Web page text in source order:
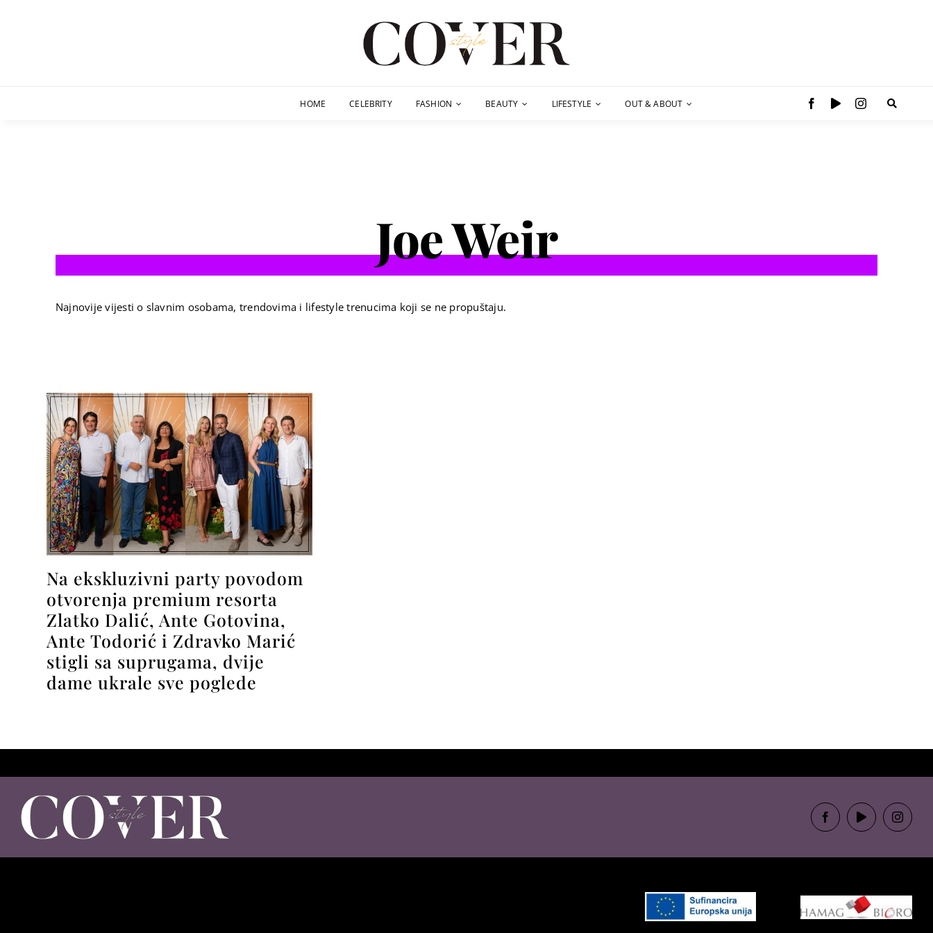
HOME CELEBRITY FASHION BEAUTY LIFESTYLE OUT & ABOUT
Joe Weir
Najnovije vijesti o slavnim osobama, trendovima i lifestyle trenucima koji se ne propuštaju.
Na ekskluzivni party povodom
otvorenja premium resorta
Zlatko Dalić, Ante Gotovina,
Ante Todorić i Zdravko Marić
stigli sa suprugama, dvije
dame ukrale sve poglede